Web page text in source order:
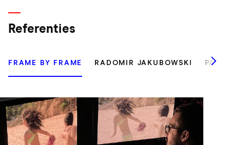
Referenties
FRAME BY FRAME RADOMIR JAKUBOWSKI